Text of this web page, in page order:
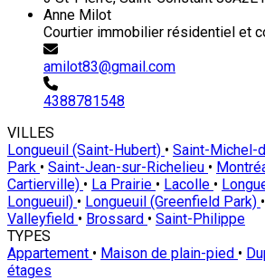
Anne Milot
Courtier immobilier résidentiel et
amilot83@gmail.com
4388781548
VILLES
Longueuil (Saint-Hubert) • Saint-Michel-
Park • Saint-Jean-sur-Richelieu •
Cartierville) • La Prairie • Lacolle •
Longueuil) • Longueuil (Greenfield Park) •
Valleyfield • Brossard • Saint-Philippe
TYPES
Appartement • Maison de plain-pied •
étages